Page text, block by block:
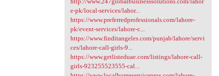
e-pk/local-services/lahor...
https://www.preferredprofessionals.com/lahore-
pk/event-services/lahore-c...
https://www.finditangeles.com/punjab/lahore/servi
ces/lahore-call-girls-9...
https://www.getlisteduae.com/listings/lahore-call-
girls-923255523555-cal...